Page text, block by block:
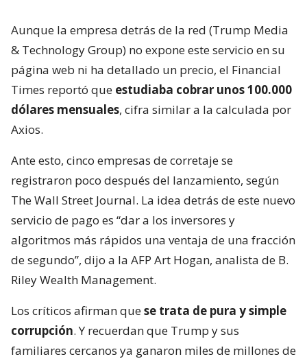
Aunque la empresa detrás de la red (Trump Media
& Technology Group) no expone este servicio en su
página web ni ha detallado un precio, el Financial
Times reportó que estudiaba cobrar unos 100.000
dólares mensuales, cifra similar a la calculada por
Axios.
Ante esto, cinco empresas de corretaje se
registraron poco después del lanzamiento, según
The Wall Street Journal. La idea detrás de este nuevo
servicio de pago es “dar a los inversores y
algoritmos más rápidos una ventaja de una fracción
de segundo”, dijo a la AFP Art Hogan, analista de B.
Riley Wealth Management.
Los críticos afirman quese trata de pura y simple
corrupción. Y recuerdan que Trump y sus
familiares cercanos ya ganaron miles de millones de